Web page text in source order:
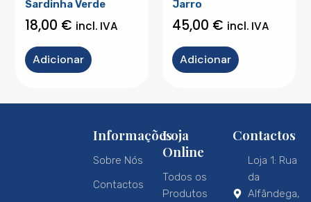
Sardinha Verde
18,00 € incl. IVA
Adicionar
Jarro
45,00 € incl. IVA
Adicionar
Informações
Sobre Nós
Contactos
Loja
Online
Todos os
Produtos
Contactos
Loja 1: Rua
da
Alfândega,